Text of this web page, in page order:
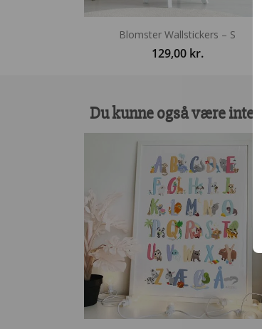
Blomster Wallstickers – S
129,00 kr.
Du kunne også være